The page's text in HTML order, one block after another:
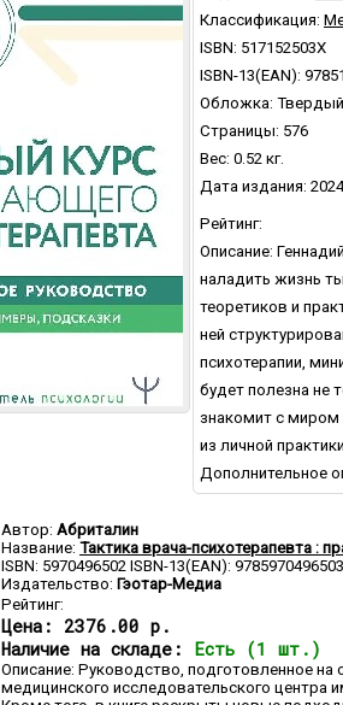
Классификация:
ISBN: 517152503X
ISBN-13(EAN):
Обложка:
Страницы: 576
Вес: 0.52 кг.
Дата издания: 2024
Рейтинг:
Описание:
наладить жизнь
теоретиков и
ней
психотерапии,
будет полезна не
знакомит с миром
из личной
Дополнительное
Автор: Абриталин
Название: Тактика врача-психотерапевта :
ISBN: 5970496502 ISBN-13(EAN): 9785970496503
Издательство: Гэотар-Медиа
Рейтинг:
Цена: 2376.00 р.
Наличие на складе: Есть (1 шт.)
Описание: Руководство, подготовленное
медицинского исследовательского